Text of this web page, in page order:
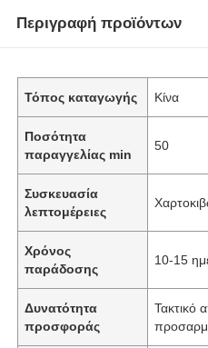
Περιγραφή προϊόντων
Τόπος καταγωγής Κίνα
Ποσότητα
παραγγελίας min
50
Συσκευασία
λεπτομέρειες
Χρόνος
παράδοσης
10-15
Δυνατότητα
προσφοράς
Τακτικό